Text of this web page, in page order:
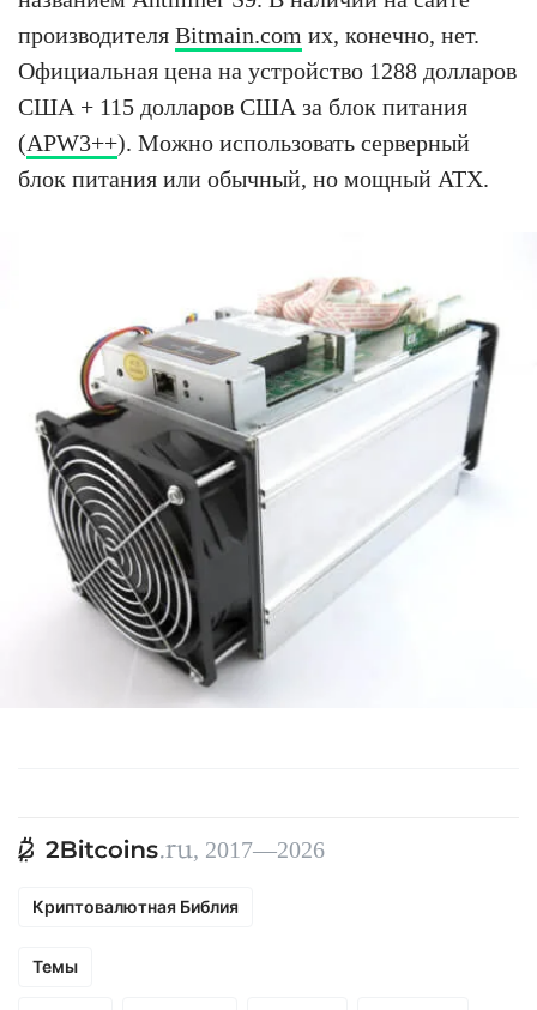
производителя Bitmain.com их, конечно, нет.
Официальная цена на устройство 1288 долларов
США + 115 долларов США за блок питания
(APW3++). Можно использовать серверный
блок питания или обычный, но мощный ATX.
, 2017—2026
Криптовалютная Библия
Темы